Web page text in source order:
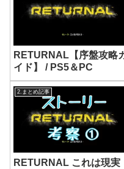
RETURNAL【序盤攻略
イド】 / PS5＆PC
2.まとめ記事
RETURNAL これは現実